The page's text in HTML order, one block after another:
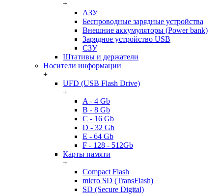
+
АЗУ
Беспроводные зарядные устройства
Внешние аккумуляторы (Power bank)
Зарядное устройство USB
СЗУ
Штативы и держатели
Носители информации
+
UFD (USB Flash Drive)
+
A - 4 Gb
B - 8 Gb
C - 16 Gb
D - 32 Gb
E - 64 Gb
F - 128 - 512Gb
Карты памяти
+
Compact Flash
micro SD (TransFlash)
SD (Secure Digital)